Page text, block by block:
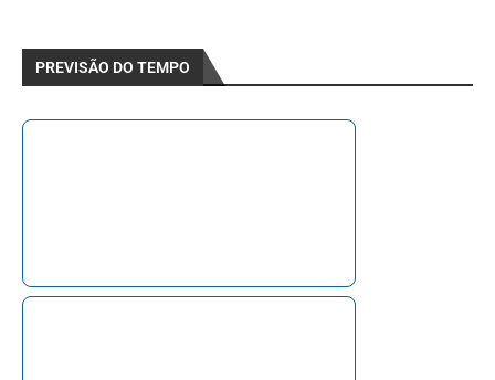
PREVISÃO DO TEMPO